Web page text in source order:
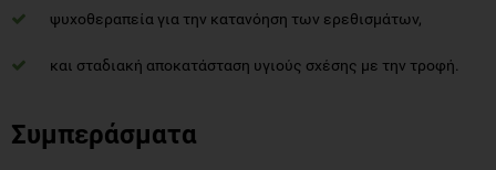
ψυχοθεραπεία για την κατανόηση των ερεθισμάτων,
και σταδιακή αποκατάσταση υγιούς σχέσης με την τροφή.
Συμπεράσματα